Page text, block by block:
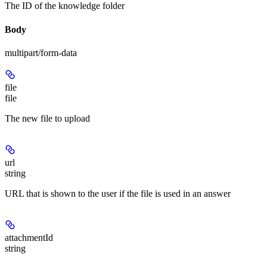
The ID of the knowledge folder
Body
multipart/form-data
file
file
The new file to upload
url
string
URL that is shown to the user if the file is used in an answer
attachmentId
string